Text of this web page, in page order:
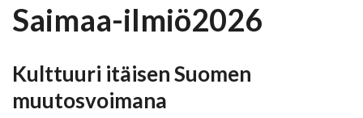
Saimaa-ilmiö2026
Kulttuuri itäisen Suomen
muutosvoimana